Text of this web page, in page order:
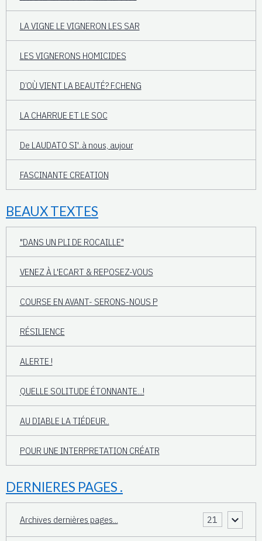
LA VIGNE LE VIGNERON LES SAR
LES VIGNERONS HOMICIDES
D’OÙ VIENT LA BEAUTÉ? F.CHENG
LA CHARRUE ET LE SOC
De LAUDATO SI'..à nous, aujour
FASCINANTE CREATION
BEAUX TEXTES
"DANS UN PLI DE ROCAILLE"
VENEZ À L'ECART & REPOSEZ-VOUS
COURSE EN AVANT- SERONS-NOUS P
RÉSILIENCE
ALERTE !
QUELLE SOLITUDE ÉTONNANTE...!
AU DIABLE LA TIÉDEUR..
POUR UNE INTERPRETATION CRÉATR
DERNIERES PAGES .
Archives dernières pages... 21